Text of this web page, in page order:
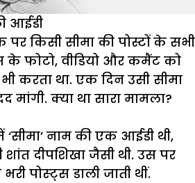
आईडी
पर किसी सीमा की पोस्टों के सभी
के फोटो, वीडियो और कमैंट को
भी करता था. एक दिन उसी सीमा
मांगी. क्या था सारा मामला?
‘सीमा’ नाम की एक आईडी थी,
शांत दीपशिखा जैसी थी. उस पर
भरी पोस्ट्स डाली जाती थीं.